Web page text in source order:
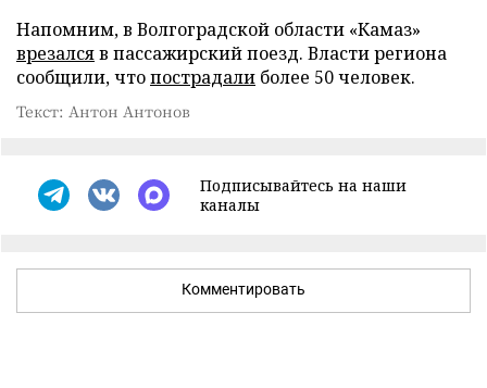
Напомним, в Волгоградской области «Камаз»
врезалсяв пассажирский поезд. Власти региона
сообщили, чтопострадали более 50 человек.
Текст: Антон Антонов
Подписывайтесь на наши
каналы
Комментировать